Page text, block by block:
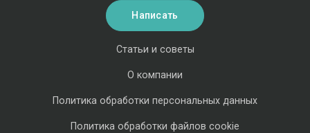
Статьи и советы
О компании
Политика обработки персональных данных
Политика обработки файлов cookie
Написать